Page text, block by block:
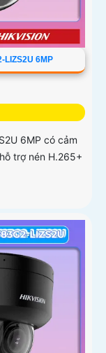
LIZS2U 6MP
6MP có cảm
trợ nén H.265+